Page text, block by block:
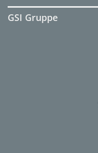
GSI Gruppe